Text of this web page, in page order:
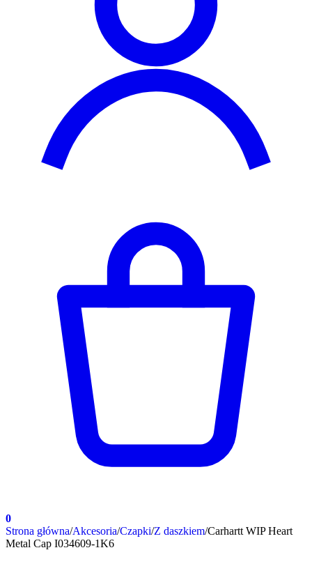
0
Strona główna/Akcesoria/Czapki/Z daszkiem/Carhartt WIP Heart
Metal Cap I034609-1K6